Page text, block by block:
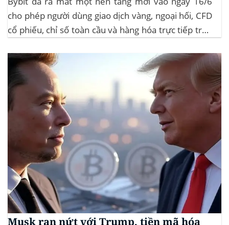
cho phép người dùng giao dịch vàng, ngoại hối, CFD
cổ phiếu, chỉ số toàn cầu và hàng hóa trực tiếp trên
giao dịch tiền mã hóa...
Musk rạn nứt với Trump, tiền mã hóa